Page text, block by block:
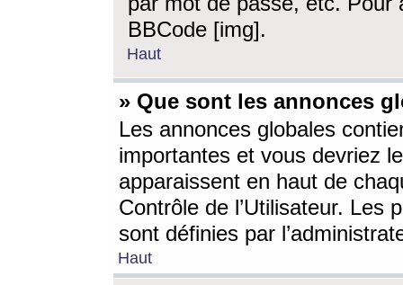
BBCode [img].
Haut
» Que sont les annonces
Les annonces globales
importantes et vous devriez
apparaissent en haut de
Contrôle de l’Utilisateur. Les
sont définies par
Haut